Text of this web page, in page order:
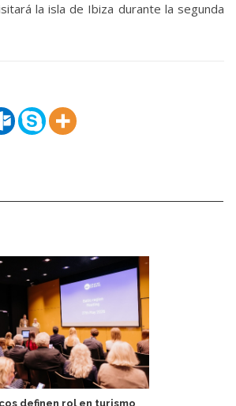
la isla de Ibiza durante la segunda
definen rol en turismo